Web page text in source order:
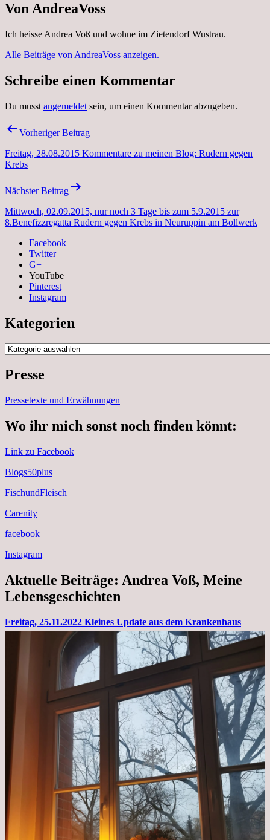
Von AndreaVoss
Ich heisse Andrea Voß und wohne im Zietendorf Wustrau.
Alle Beiträge von AndreaVoss anzeigen.
Schreibe einen Kommentar
Du musst angemeldet sein, um einen Kommentar abzugeben.
Beitragsnavigation
Vorheriger Beitrag
Freitag, 28.08.2015 Kommentare zu meinen Blog: Rudern gegen
Krebs
Nächster Beitrag
Mittwoch, 02.09.2015, nur noch 3 Tage bis zum 5.9.2015 zur
8.Benefizzregatta Rudern gegen Krebs in Neuruppin am Bollwerk
Facebook
Twitter
G+
YouTube
Pinterest
Instagram
Kategorien
Kategorien
Presse
Pressetexte und Erwähnungen
Wo ihr mich sonst noch finden könnt:
Link zu Facebook
Blogs50plus
FischundFleisch
Carenity
facebook
Instagram
Aktuelle Beiträge: Andrea Voß, Meine
Lebensgeschichten
Freitag, 25.11.2022 Kleines Update aus dem Krankenhaus